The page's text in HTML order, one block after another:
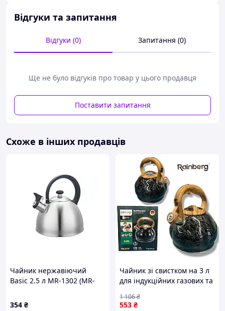
Це унікальний і зручний у використанні чайник
від фірми Edenberg. Він готовий зустріти Вас
лічені хвилини приготувати ароматний чай або
каву. Виріб виготовлено з високоякісного та
безпечного для здоров'я матеріалу, який не буде
впливати на смак води.
Відгуки та запитання
Відгуки (0) Запитання (0)
Ще не було відгуків про товар у цього продавця
Поставити запитання
Схоже в інших продавців
Чайник нержавіючий
Basic 2.5 л MR-1302 (MR-
354 ₴
Чайник зі свистком на 3 л
для індукційних газових та
553 ₴
1 106₴